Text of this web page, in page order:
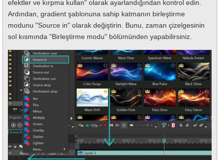
efektler ve kırpma kullan" olarak ayarlandığından kontrol edin.
Ardından, gradient şablonuna sahip katmanın birleştirme
modunu "Source in" olarak değiştirin. Bunu, zaman çizelgesinin
sol kısmında "Birleştirme modu" bölümünden yapabilirsiniz.